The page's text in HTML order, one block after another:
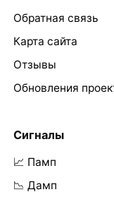
Обратная связь
Карта сайта
Отзывы
Обновления
Сигналы
📈 Памп
📉 Дамп